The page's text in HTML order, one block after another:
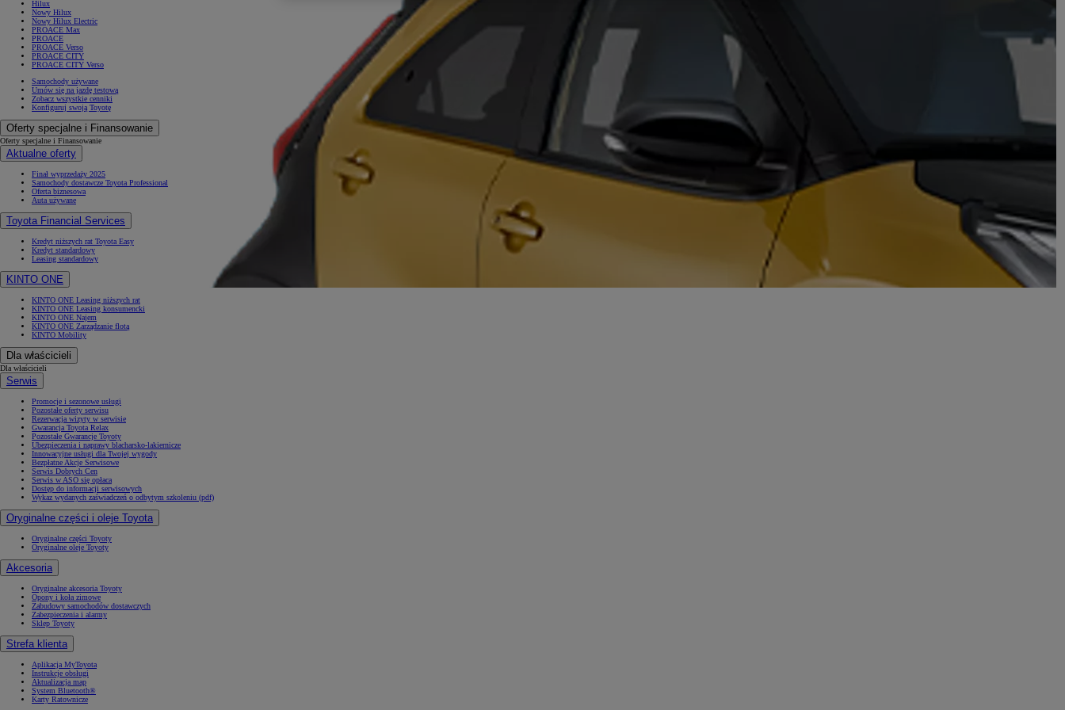
Hilux
Nowy Hilux
Nowy Hilux Electric
PROACE Max
PROACE
PROACE Verso
PROACE CITY
PROACE CITY Verso
Samochody używane
Umów się na jazdę testową
Zobacz wszystkie cenniki
Konfiguruj swoją Toyotę
Oferty specjalne i Finansowanie
Oferty specjalne i Finansowanie
Aktualne oferty
Finał wyprzedaży 2025
Samochody dostawcze Toyota Professional
Oferta biznesowa
Auta używane
Toyota Financial Services
Kredyt niższych rat Toyota Easy
Kredyt standardowy
Leasing standardowy
KINTO ONE
KINTO ONE Leasing niższych rat
KINTO ONE Leasing konsumencki
KINTO ONE Najem
KINTO ONE Zarządzanie flotą
KINTO Mobility
Dla właścicieli
Dla właścicieli
Serwis
Promocje i sezonowe usługi
Pozostałe oferty serwisu
Rezerwacja wizyty w serwisie
Gwarancja Toyota Relax
Pozostałe Gwarancje Toyoty
Ubezpieczenia i naprawy blacharsko-lakiernicze
Innowacyjne usługi dla Twojej wygody
Bezpłatne Akcje Serwisowe
Serwis Dobrych Cen
Serwis w ASO się opłaca
Dostęp do informacji serwisowych
Wykaz wydanych zaświadczeń o odbytym szkoleniu (pdf)
Oryginalne części i oleje Toyota
Oryginalne części Toyoty
Oryginalne oleje Toyoty
Akcesoria
Oryginalne akcesoria Toyoty
Opony i koła zimowe
Zabudowy samochodów dostawczych
Zabezpieczenia i alarmy
Sklep Toyoty
Strefa klienta
Aplikacja MyToyota
Instrukcje obsługi
Aktualizacja map
System Bluetooth®
Karty Ratownicze